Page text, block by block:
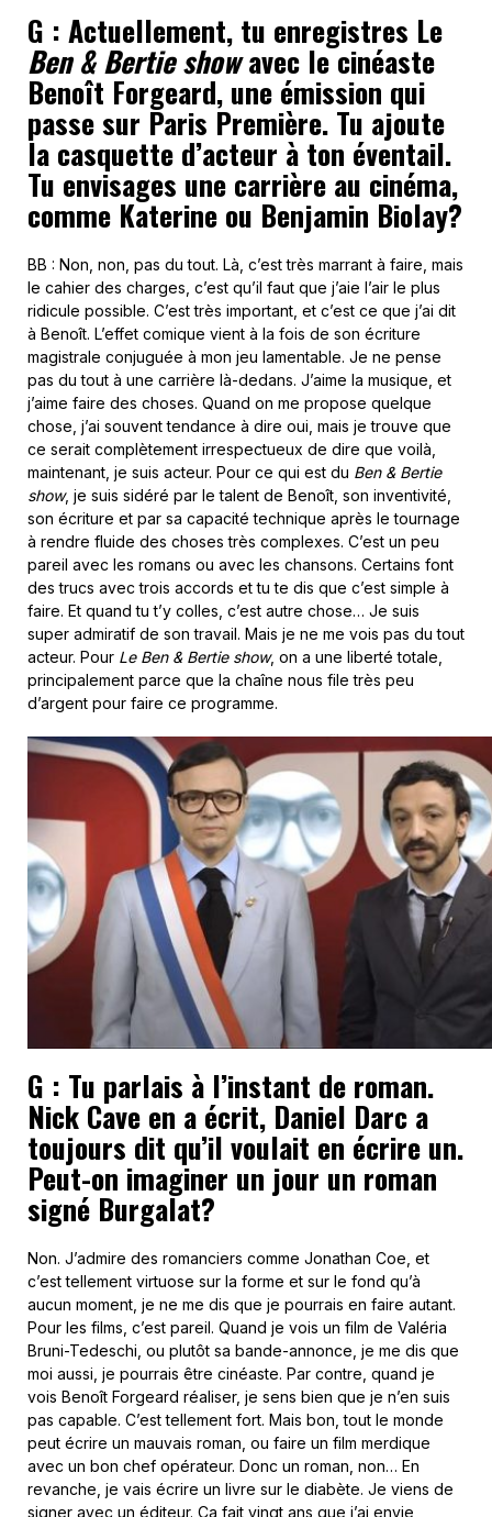
G : Actuellement, tu enregistres Le
Ben & Bertie showavec le cinéaste
Benoît Forgeard, une émission qui
passe sur Paris Première. Tu ajoute
la casquette d’acteur à ton éventail.
Tu envisages une carrière au cinéma,
comme Katerine ou Benjamin Biolay?
BB : Non, non, pas du tout. Là, c’est très marrant à faire, mais
le cahier des charges, c’est qu’il faut que j’aie l’air le plus
ridicule possible. C’est très important, et c’est ce que j’ai dit
à Benoît. L’effet comique vient à la fois de son écriture
magistrale conjuguée à mon jeu lamentable. Je ne pense
pas du tout à une carrière là-dedans. J’aime la musique, et
j’aime faire des choses. Quand on me propose quelque
chose, j’ai souvent tendance à dire oui, mais je trouve que
ce serait complètement irrespectueux de dire que voilà,
maintenant, je suis acteur. Pour ce qui est du Ben & Bertie
show, je suis sidéré par le talent de Benoît, son inventivité,
son écriture et par sa capacité technique après le tournage
à rendre fluide des choses très complexes. C’est un peu
pareil avec les romans ou avec les chansons. Certains font
des trucs avec trois accords et tu te dis que c’est simple à
faire. Et quand tu t’y colles, c’est autre chose… Je suis
super admiratif de son travail. Mais je ne me vois pas du tout
acteur. Pour Le Ben & Bertie show, on a une liberté totale,
principalement parce que la chaîne nous file très peu
d’argent pour faire ce programme.
G : Tu parlais à l’instant de roman.
Nick Cave en a écrit, Daniel Darc a
toujours dit qu’il voulait en écrire un.
Peut-on imaginer un jour un roman
signé Burgalat?
Non. J’admire des romanciers comme Jonathan Coe, et
c’est tellement virtuose sur la forme et sur le fond qu’à
aucun moment, je ne me dis que je pourrais en faire autant.
Pour les films, c’est pareil. Quand je vois un film de Valéria
Bruni-Tedeschi, ou plutôt sa bande-annonce, je me dis que
moi aussi, je pourrais être cinéaste. Par contre, quand je
vois Benoît Forgeard réaliser, je sens bien que je n’en suis
pas capable. C’est tellement fort. Mais bon, tout le monde
peut écrire un mauvais roman, ou faire un film merdique
avec un bon chef opérateur. Donc un roman, non… En
revanche, je vais écrire un livre sur le diabète. Je viens de
signer avec un éditeur. Ca fait vingt ans que j’ai envie